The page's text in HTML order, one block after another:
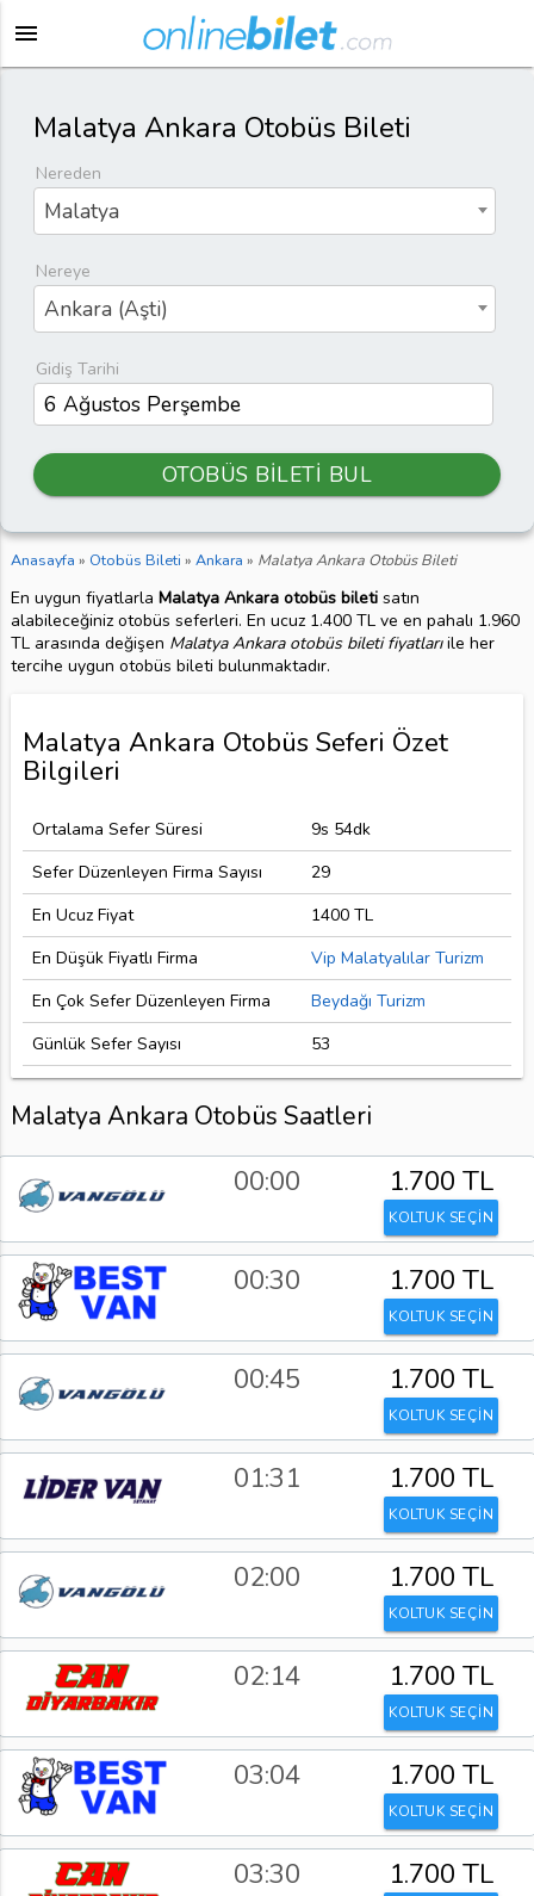
menu
Malatya Ankara Otobüs Bileti
Nereden
Malatya
Nereye
Ankara (Aşti)
Gidiş Tarihi
OTOBÜS BİLETİ BUL
Anasayfa » Otobüs Bileti » Ankara » Malatya Ankara Otobüs Bileti
En uygun fiyatlarla Malatya Ankara otobüs biletisatın
alabileceğiniz otobüs seferleri. En ucuz 1.400 TL ve en pahalı 1.960
TL arasında değişen Malatya Ankara otobüs bileti fiyatlarıile her
tercihe uygun otobüs bileti bulunmaktadır.
Malatya Ankara Otobüs Seferi Özet
Bilgileri
Ortalama Sefer Süresi
9s 54dk
Sefer Düzenleyen Firma Sayısı
29
En Ucuz Fiyat
1400 TL
En Düşük Fiyatlı Firma
Vip Malatyalılar Turizm
En Çok Sefer Düzenleyen Firma
Beydağı Turizm
Günlük Sefer Sayısı
53
Malatya Ankara Otobüs Saatleri
00:00 1.700 TL
KOLTUK SEÇİN
00:30 1.700 TL
KOLTUK SEÇİN
00:45 1.700 TL
KOLTUK SEÇİN
01:31 1.700 TL
KOLTUK SEÇİN
02:00 1.700 TL
KOLTUK SEÇİN
02:14 1.700 TL
KOLTUK SEÇİN
03:04 1.700 TL
KOLTUK SEÇİN
03:30 1.700 TL